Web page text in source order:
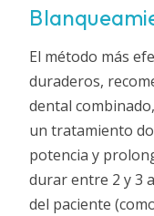
El método más
duraderos,
dental
un tratamiento
potencia y
durar entre 2 y 3
del paciente